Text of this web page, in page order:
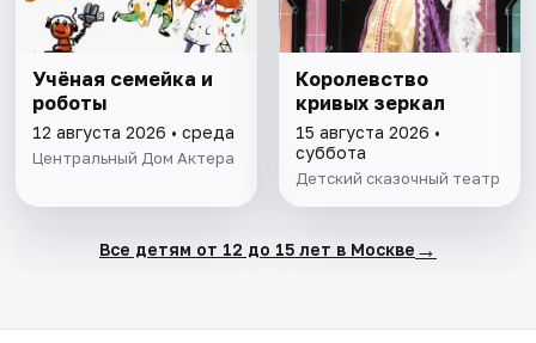
Учёная семейка и
роботы
12 августа 2026 • среда
Центральный Дом Актера
Королевство
кривых зеркал
15 августа 2026 •
суббота
Детский сказочный театр
Все детям от 12 до 15 лет в Москве →